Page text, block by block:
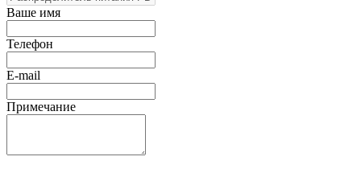
Ваше имя
Телефон
E-mail
Примечание